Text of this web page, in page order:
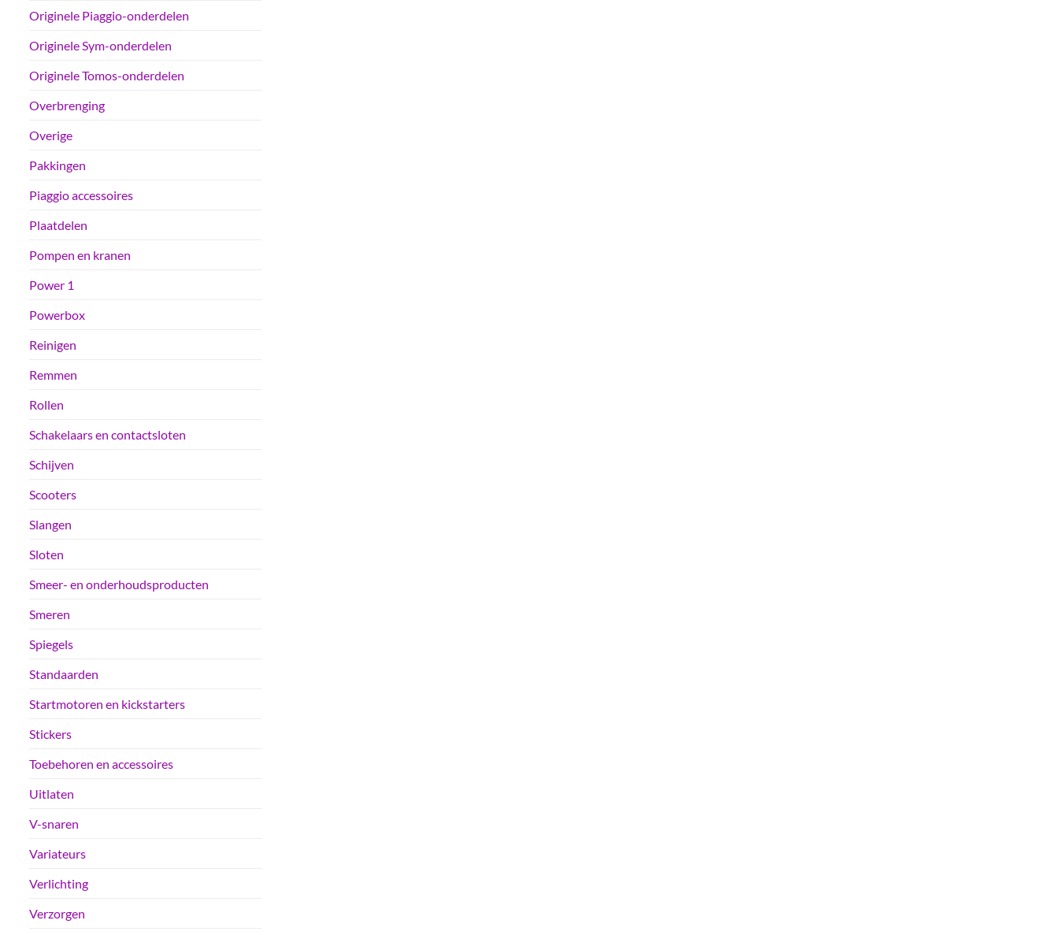
Originele Piaggio-onderdelen
Originele Sym-onderdelen
Originele Tomos-onderdelen
Overbrenging
Overige
Pakkingen
Piaggio accessoires
Plaatdelen
Pompen en kranen
Power 1
Powerbox
Reinigen
Remmen
Rollen
Schakelaars en contactsloten
Schijven
Scooters
Slangen
Sloten
Smeer- en onderhoudsproducten
Smeren
Spiegels
Standaarden
Startmotoren en kickstarters
Stickers
Toebehoren en accessoires
Uitlaten
V-snaren
Variateurs
Verlichting
Verzorgen